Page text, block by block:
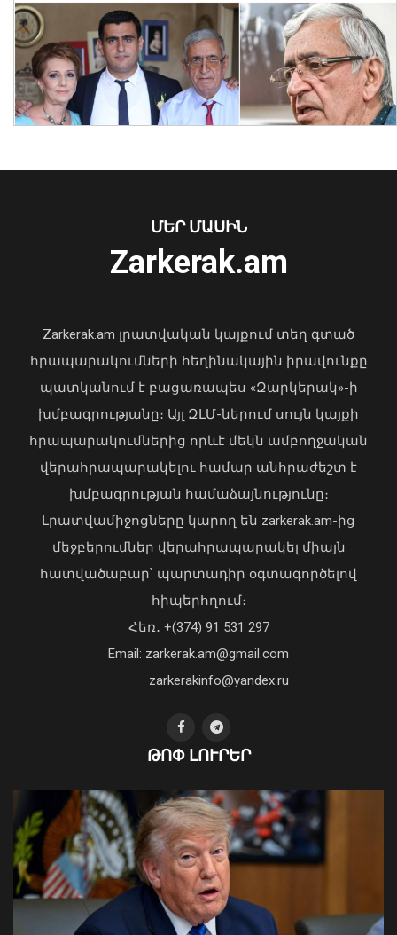
ՀՀ տարածքում
ավտոճանապարհներն անցանելի են
Հայաստանի և Ադրբեջանի միջև
հակամարտության էջը փակված է,
խաղաղությունը հաստատված է․
Նիկոլ Փաշինյան
08 Օգոստոս, 2026 10:22
կենտրոնը կանխատեսել է լոլիկի,
կաղամբի և սոխի բերքատվությունը
08 Օգոստոս, 2026 10:11
«Պարտվեցինք դաժան հիվանդության
04 Օգոստոս, 2026 19:12
կոտրում են Telegram, WhatsApp․
մեդիափորձագետ (տեսանյութ)
04 Օգոստոս, 2026 23:34
Ուկրաինայի Գերագույն Ռադայի
ՄԵՐ ՄԱՍԻՆ
Zarkerak.am
Zarkerak.am լրատվական կայքում տեղ գտած
հրապարակումների հեղինակային իրավունքը
պատկանում է բացառապես «Զարկերակ»-ի
խմբագրությանը։ Այլ ԶԼՄ-ներում սույն կայքի
հրապարակումներից որևէ մեկն ամբողջական
վերահրապարակելու համար անհրաժեշտ է
խմբագրության համաձայնությունը։
Լրատվամիջոցները կարող են zarkerak.am-ից
մեջբերումներ վերահրապարակել միայն
հատվածաբար՝ պարտադիր օգտագործելով
հիպերհղում։
Հեռ․ +(374) 91 531 297
Email: zarkerak.am@gmail.com
zarkerakinfo@yandex.ru
ԹՈՓ ԼՈՒՐԵՐ